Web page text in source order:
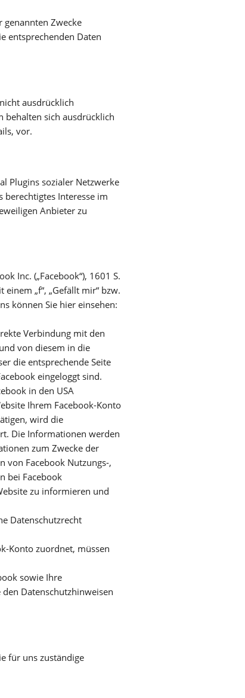
genannten Zwecke
entsprechenden Daten
ausdrücklich
sich ausdrücklich
vor.
Plugins sozialer Netzwerke
Interesse im
Anbieter zu
Inc. („Facebook“), 1601 S.
„f“, „Gefällt mir“ bzw.
können Sie hier einsehen:
Verbindung mit den
von diesem in die
die entsprechende Seite
eingeloggt sind.
in den USA
Ihrem Facebook-Konto
wird die
Die Informationen werden
zum Zwecke der
von Facebook Nutzungs-,
bei Facebook
zu informieren und
Datenschutzrecht
Konto zuordnet, müssen
sowie Ihre
Datenschutzhinweisen
für uns zuständige